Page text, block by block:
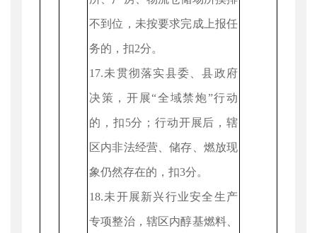
不到位，未按要求完成上报任
务的，扣2分。
17.未贯彻落实县委、县政府
决策，开展“全域禁炮”行动
的，扣5分；行动开展后，辖
区内非法经营、储存、燃放现
象仍然存在的，扣3分。
18.未开展新兴行业安全生产
专项整治，辖区内醇基燃料、